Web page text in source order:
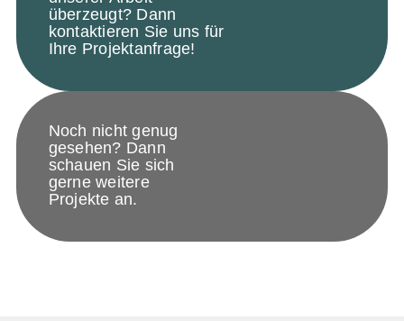
überzeugt? Dann
kontaktieren Sie uns für
Ihre Projektanfrage!
Noch nicht genug
gesehen? Dann
schauen Sie sich
gerne weitere
Projekte an.